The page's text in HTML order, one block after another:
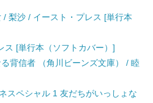
梨沙 / イースト・プレス [単行本
ス [単行本（ソフトカバー）]
背信者 （角川ビーンズ文庫） / 睦
スペシャル 1 友だちがいっしょな